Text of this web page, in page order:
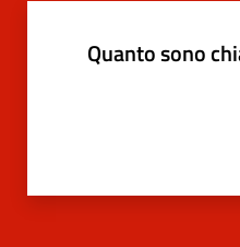
Quanto sono